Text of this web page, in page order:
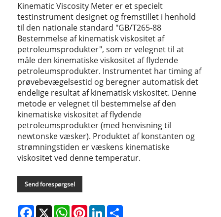
Kinematic Viscosity Meter er et specielt
testinstrument designet og fremstillet i henhold
til den nationale standard "GB/T265-88
Bestemmelse af kinematisk viskositet af
petroleumsprodukter", som er velegnet til at
måle den kinematiske viskositet af flydende
petroleumsprodukter. Instrumentet har timing af
prøvebevægelsestid og beregner automatisk det
endelige resultat af kinematisk viskositet. Denne
metode er velegnet til bestemmelse af den
kinematiske viskositet af flydende
petroleumsprodukter (med henvisning til
newtonske væsker). Produktet af konstanten og
strømningstiden er væskens kinematiske
viskositet ved denne temperatur.
Send forespørgsel
Facebook
X WhatsAppPinterestLinkedIn